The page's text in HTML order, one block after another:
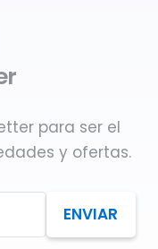
para ser el
y ofertas.
ENVIAR